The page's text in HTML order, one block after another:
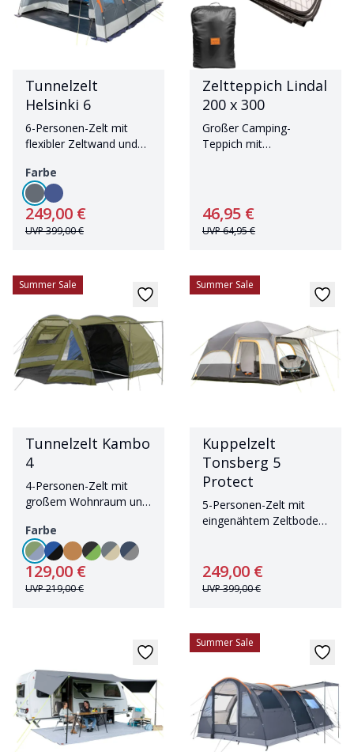
Tunnelzelt
Helsinki 6
6-Personen-Zelt mit
flexibler Zeltwand und
Farbe
249,00 €
UVP399,00 €
Zeltteppich Lindal
200 x 300
Großer Camping-
Teppich mit
46,95 €
UVP64,95 €
Summer Sale
Tunnelzelt Kambo
4
4-Personen-Zelt mit
großem Wohnraum und
Farbe
129,00 €
UVP219,00 €
Summer Sale
Kuppelzelt
Tonsberg 5
Protect
5-Personen-Zelt mit
eingenähtem Zeltboden
249,00 €
UVP399,00 €
Summer Sale